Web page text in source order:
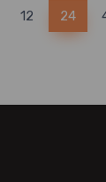
12 24